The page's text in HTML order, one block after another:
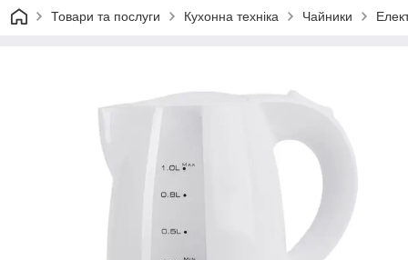
Товари та послуги Кухонна техніка Чайники